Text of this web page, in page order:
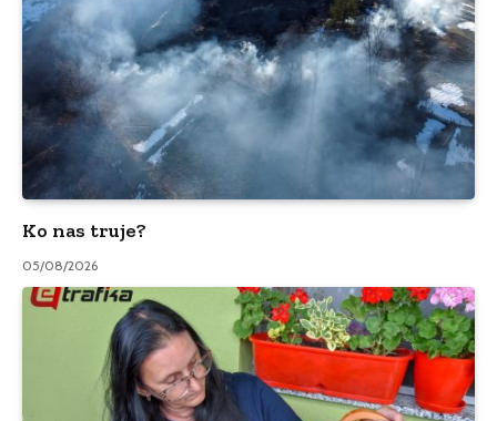
Ko nas truje?
05/08/2026